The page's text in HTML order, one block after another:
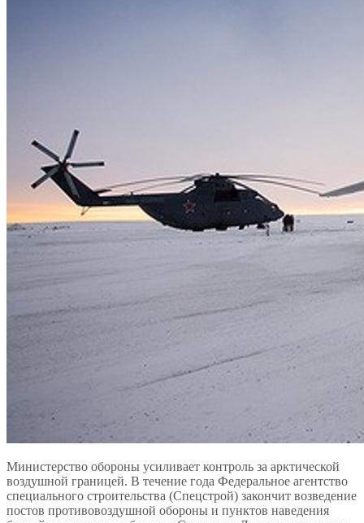
Министерство обороны усиливает контроль за арктической
воздушной границей. В течение года Федеральное агентство
специального строительства (Спецстрой) закончит возведение
постов противовоздушной обороны и пунктов наведения